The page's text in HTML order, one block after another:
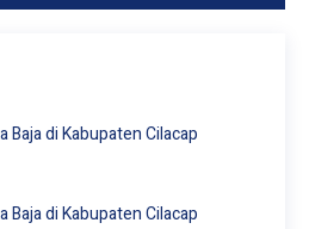
Baja di Kabupaten Cilacap
Baja di Kabupaten Cilacap